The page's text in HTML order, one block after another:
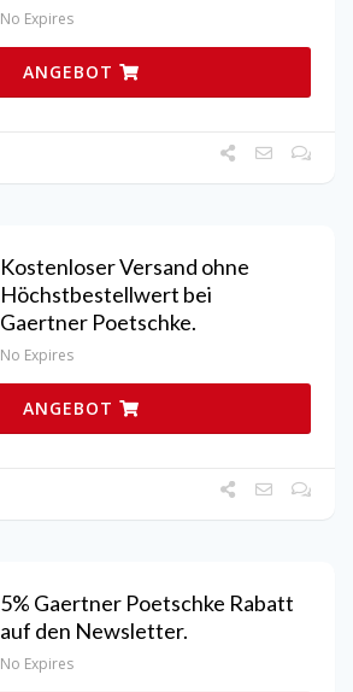
No Expires
ANGEBOT
Kostenloser Versand ohne
Höchstbestellwert bei
Gaertner Poetschke.
No Expires
ANGEBOT
5% Gaertner Poetschke Rabatt
auf den Newsletter.
No Expires